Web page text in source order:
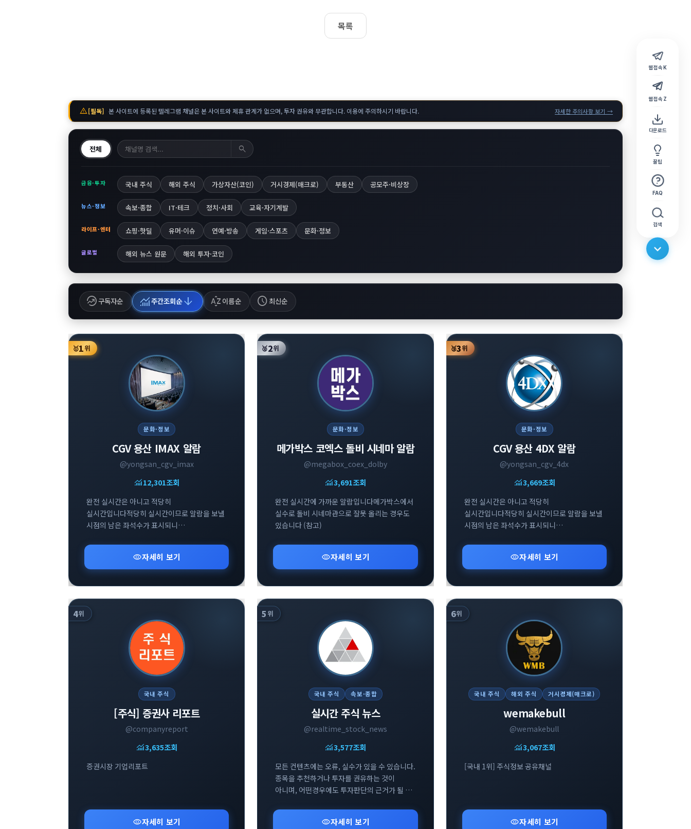
웹 접속 K
웹 접속 Z
다운로드
꿀팁
FAQ
검색
목록
warning[필독] 본 사이트에 등록된 텔레그램 채널은 본 사이트와 제휴 관계가 없으며, 투자 권유와 무관합니다. 이용에 주의하시기 바랍니다. 자세한 주의사항 보기 →
전체 search
금융·투자 국내 주식 해외 주식 가상자산(코인) 거시경제(매크로) 부동산 공모주·비상장
뉴스·정보 속보·종합 IT·테크 정치·사회 교육·자기계발
라이프·엔터 쇼핑·핫딜 유머·이슈 연예·방송 게임·스포츠 문화·정보
글로벌 해외 뉴스 원문 해외 투자·코인
whatshot구독자순 monitoring주간조회순arrow_downward sort_by_alpha 이름순 schedule 최신순
🥇1위
문화·정보
CGV 용산 IMAX 알람
@yongsan_cgv_imax
monitoring12,301조회
완전 실시간은 아니고 적당히
실시간입니다적당히 실시간이므로 알람을 보낼
시점의 남은 좌석수가 표시되니
visibility자세히 보기
🥈2위
문화·정보
메가박스 코엑스 돌비 시네마 알람
@megabox_coex_dolby
monitoring3,691조회
완전 실시간에 가까운 알람입니다메가박스에서
실수로 돌비 시네마관으로 잘못 올리는 경우도
있습니다 (참고)
visibility자세히 보기
🥉3위
문화·정보
CGV 용산 4DX 알람
@yongsan_cgv_4dx
monitoring3,669조회
완전 실시간은 아니고 적당히
실시간입니다적당히 실시간이므로 알람을 보낼
시점의 남은 좌석수가 표시되니
visibility자세히 보기
4위
국내 주식
[주식] 증권사 리포트
@companyreport
monitoring3,635조회
증권시장 기업리포트
visibility자세히 보기
5 위
국내 주식 속보·종합
실시간 주식 뉴스
@realtime_stock_news
monitoring3,577조회
모든 컨텐츠에는 오류, 실수가 있을 수 있습니다.
종목을 추천하거나 투자를 권유하는 것이
아니며, 어떤경우에도 투자판단의 근거가 될 수
본인에게 있습니다.
visibility자세히 보기
6위
국내 주식 해외 주식 거시경제(매크로)
wemakebull
@wemakebull
monitoring3,068조회
[국내 1위] 주식정보 공유채널
visibility자세히 보기